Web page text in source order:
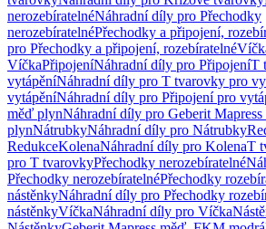
nerozebíratelnéNáhradní díly pro Přechodky
nerozebíratelnéPřechodky a připojení,
pro Přechodky a připojení, rozebíratelné
VíčkaPřipojeníNáhradní díly pro PřipojeníT
vytápěníNáhradní díly pro T tvarovky pro
vytápěníNáhradní díly pro Připojení pro
měď plynNáhradní díly pro Geberit Mapress
plynNátrubkyNáhradní díly pro Nátrubky
RedukceKolenaNáhradní díly pro KolenaT
pro T tvarovkyPřechodky nerozebíratelné
Přechodky nerozebíratelnéPřechodky
nástěnkyNáhradní díly pro Přechodky
nástěnkyVíčkaNáhradní díly pro Víčka